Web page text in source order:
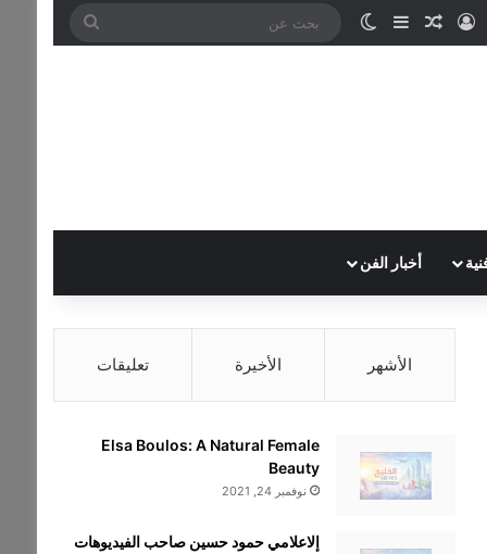
تسجيل الدخول
مقال عشوائي
إضافة عمود جانبي
الوضع المظلم
أخبار الفن
الأشهر الأخيرة تعليقات
Elsa Boulos: A Natural Female
Beauty
نوفمبر 24, 2021
إلاعلامي حمود حسين صاحب الفيديوهات